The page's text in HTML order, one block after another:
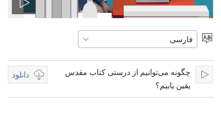
پخش
انتخاب
چگونه می‌توانیم از درستی کتاب مقدس
یقین یابیم؟
دانلود
گزینه‌هتی